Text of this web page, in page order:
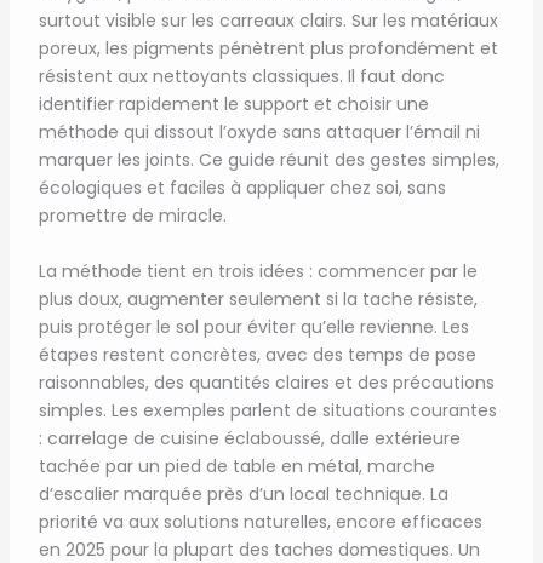
surtout visible sur les carreaux clairs. Sur les matériaux
poreux, les pigments pénètrent plus profondément et
résistent aux nettoyants classiques. Il faut donc
identifier rapidement le support et choisir une
méthode qui dissout l’oxyde sans attaquer l’émail ni
marquer les joints. Ce guide réunit des gestes simples,
écologiques et faciles à appliquer chez soi, sans
promettre de miracle.
La méthode tient en trois idées : commencer par le
plus doux, augmenter seulement si la tache résiste,
puis protéger le sol pour éviter qu’elle revienne. Les
étapes restent concrètes, avec des temps de pose
raisonnables, des quantités claires et des précautions
simples. Les exemples parlent de situations courantes
: carrelage de cuisine éclaboussé, dalle extérieure
tachée par un pied de table en métal, marche
d’escalier marquée près d’un local technique. La
priorité va aux solutions naturelles, encore efficaces
en 2025 pour la plupart des taches domestiques. Un